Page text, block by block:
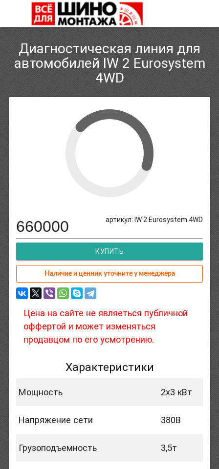
Диагностическая линия для
автомобилей IW 2 Eurosystem
4WD
артикул: IW 2 Eurosystem 4WD
660000
КУПИТЬ
Наличие и ценник уточните у менеджера
Цена на сайте не являеться публичной
оффертой и может изменяться
продавцом по его усмотрению.
Характеристики
Мощность 2х3 кВт
Напряжение сети 380В
Грузоподъемность 3,5т